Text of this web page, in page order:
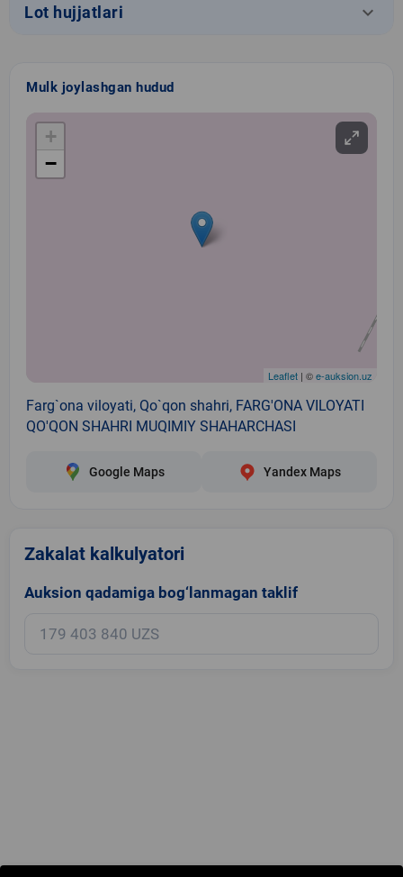
Lot hujjatlari keyboard_arrow_down
Mulk joylashgan hudud
+
−
Leaflet | ©e-auksion.uz
Farg`ona viloyati, Qo`qon shahri, FARG'ONA VILOYATI
QO'QON SHAHRI MUQIMIY SHAHARCHASI
Google Maps Yandex Maps
Zakalat kalkulyatori
Auksion qadamiga bog‘lanmagan taklif